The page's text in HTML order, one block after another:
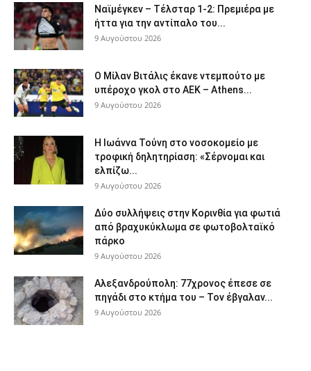
Ναϊμέγκεν – Τέλσταρ 1-2: Πρεμιέρα με
ήττα για την αντίπαλο του...
9 Αυγούστου 2026
Ο Μίλαν Βιτάλις έκανε ντεμπούτο με
υπέροχο γκολ στο ΑΕΚ – Athens...
9 Αυγούστου 2026
Η Ιωάννα Τούνη στο νοσοκομείο με
τροφική δηλητηρίαση: «Σέρνομαι και
ελπίζω...
9 Αυγούστου 2026
Δύο συλλήψεις στην Κορινθία για φωτιά
από βραχυκύκλωμα σε φωτοβολταϊκό
πάρκο
9 Αυγούστου 2026
Αλεξανδρούπολη: 77χρονος έπεσε σε
πηγάδι στο κτήμα του – Τον έβγαλαν...
9 Αυγούστου 2026